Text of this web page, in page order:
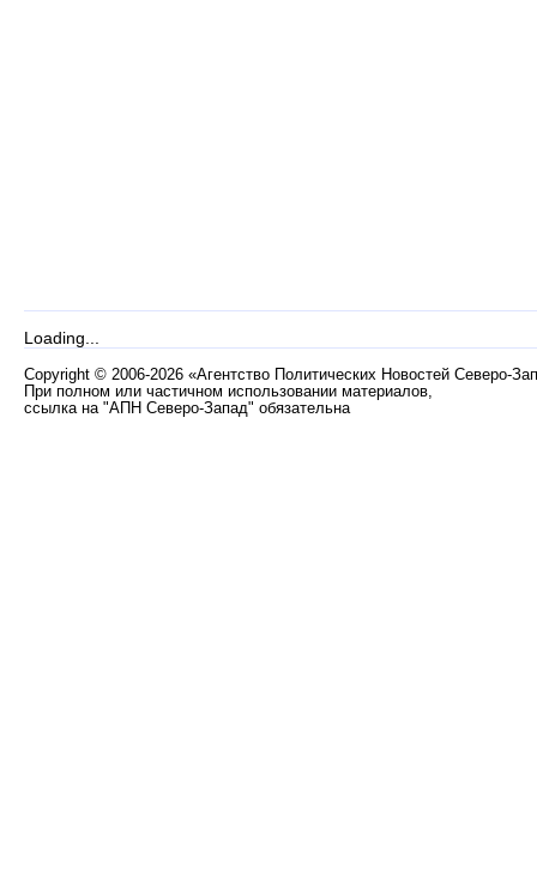
Loading...
Copyright © 2006-2026 «Агентство Политических Новостей Северо-
При полном или частичном использовании материалов,
ссылка на "АПН Северо-Запад" обязательна